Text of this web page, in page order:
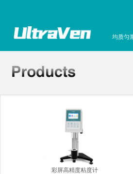
均质匀
彩屏高精度粘度计